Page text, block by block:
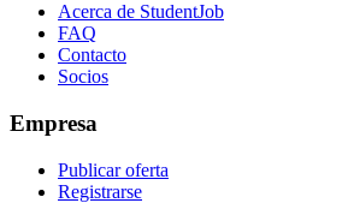
Acerca de StudentJob
FAQ
Contacto
Socios
Empresa
Publicar oferta
Registrarse